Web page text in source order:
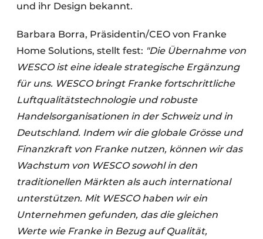
und ihr Design bekannt.
Barbara Borra, Präsidentin/CEO von Franke
Home Solutions, stellt fest: "Die Übernahme von
WESCO ist eine ideale strategische Ergänzung
für uns. WESCO bringt Franke fortschrittliche
Luftqualitätstechnologie und robuste
Handelsorganisationen in der Schweiz und in
Deutschland. Indem wir die globale Grösse und
Finanzkraft von Franke nutzen, können wir das
Wachstum von WESCO sowohl in den
traditionellen Märkten als auch international
unterstützen. Mit WESCO haben wir ein
Unternehmen gefunden, das die gleichen
Werte wie Franke in Bezug auf Qualität,